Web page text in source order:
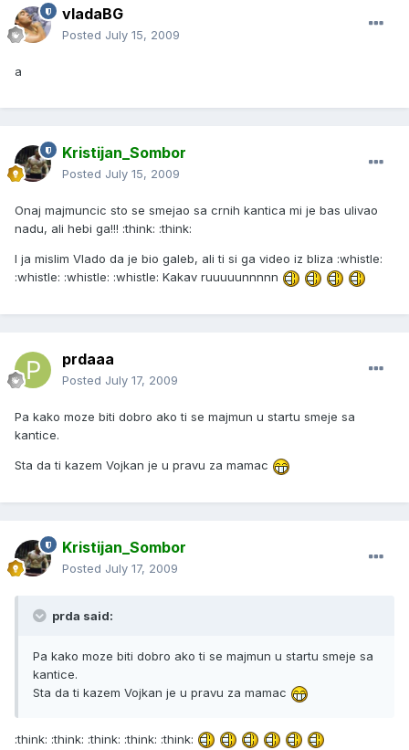
vladaBG
Posted July 15, 2009
a
Kristijan_Sombor
Posted July 15, 2009
Onaj majmuncic sto se smejao sa crnih kantica mi je bas ulivao
nadu, ali hebi ga!!! :think: :think:
I ja mislim Vlado da je bio galeb, ali ti si ga video iz bliza :whistle:
:whistle: :whistle: :whistle: Kakav ruuuuunnnnn
prdaaa
Posted July 17, 2009
Pa kako moze biti dobro ako ti se majmun u startu smeje sa
kantice.
Sta da ti kazem Vojkan je u pravu za mamac
Kristijan_Sombor
Posted July 17, 2009
prda said:
Pa kako moze biti dobro ako ti se majmun u startu smeje sa
kantice.
Sta da ti kazem Vojkan je u pravu za mamac
:think: :think: :think: :think: :think: